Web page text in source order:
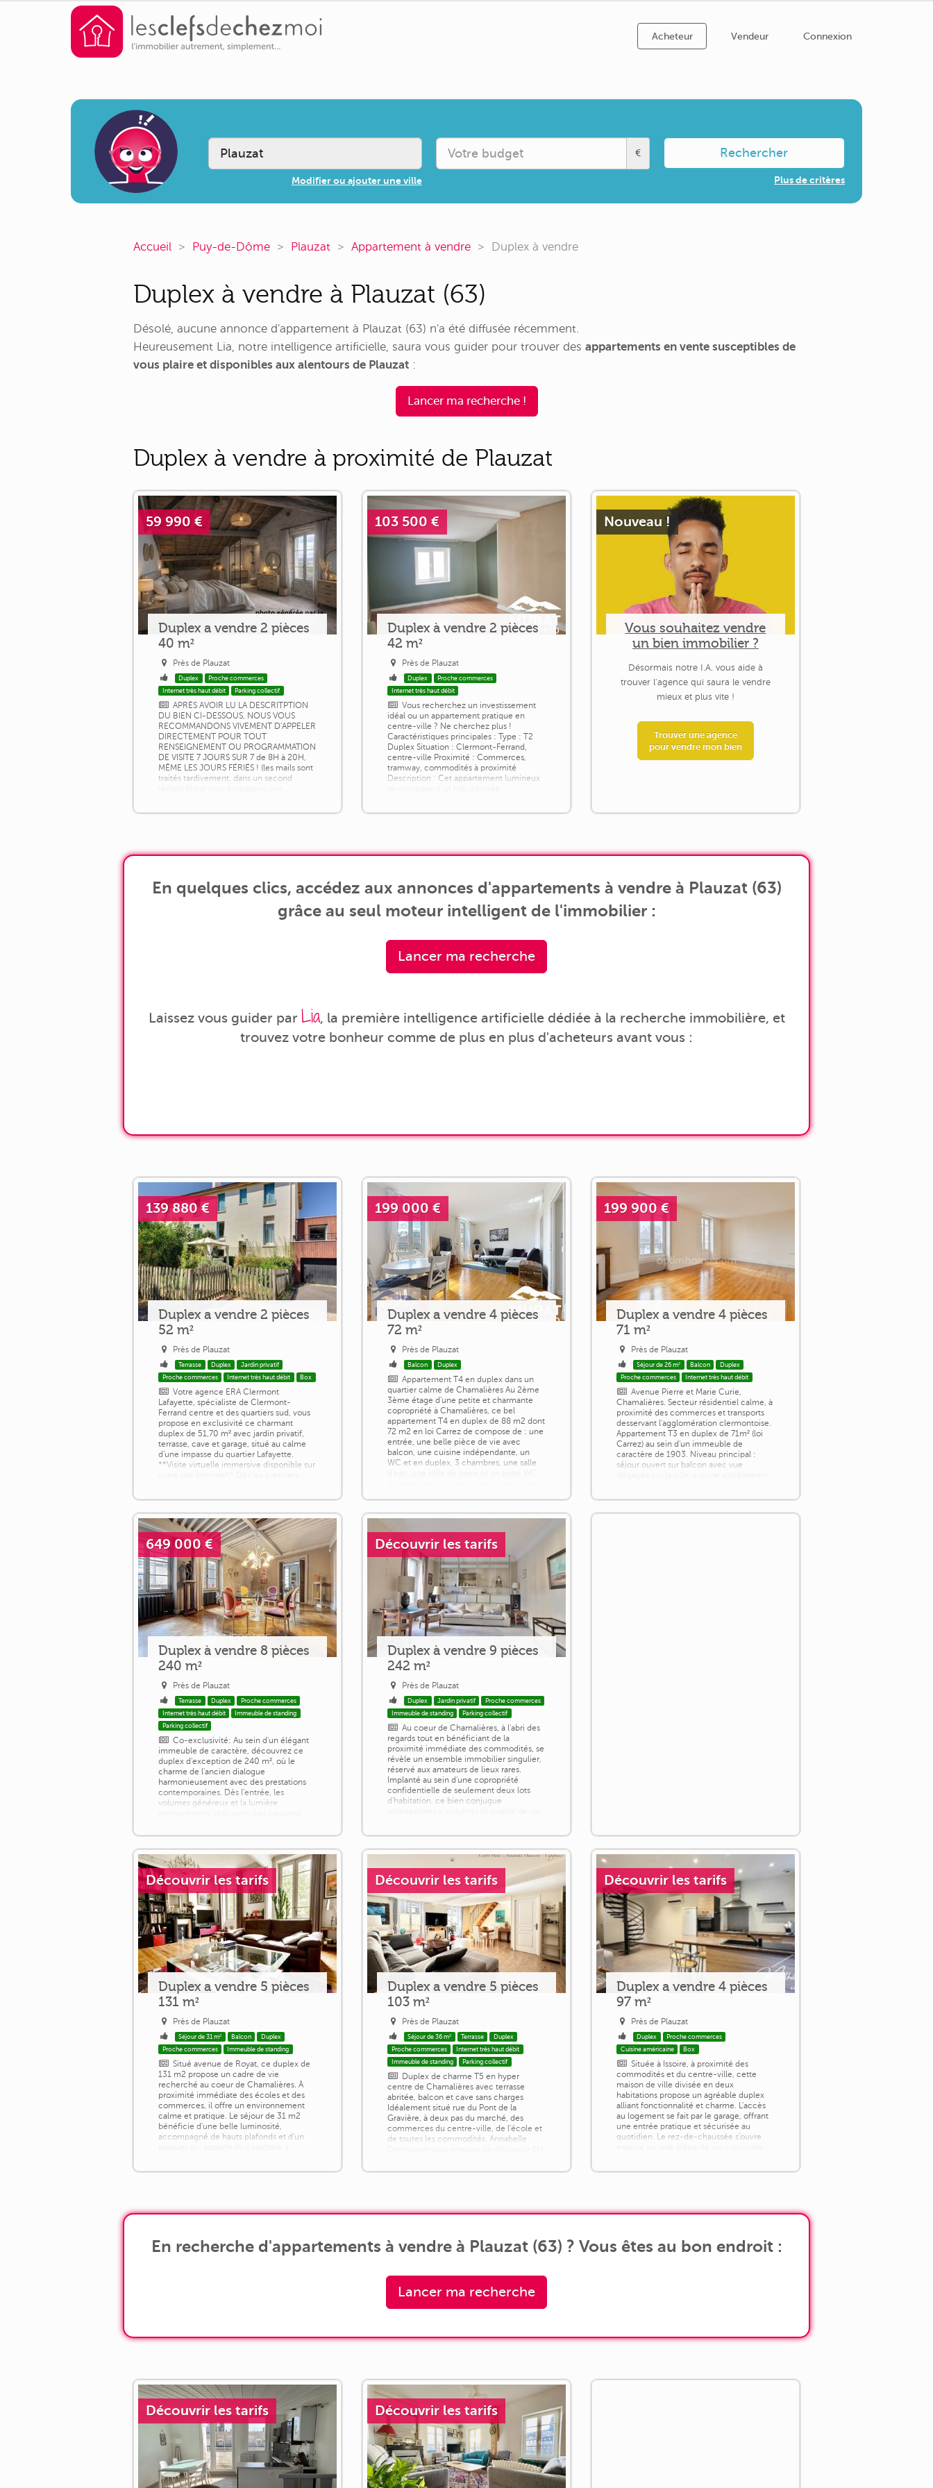
Acheteur Vendeur Connexion
Modifier ou ajouter une ville
€ Rechercher
Plus de critères
Accueil Puy-de-Dôme Plauzat Appartement à vendre Duplex à vendre
Duplex à vendre à Plauzat (63)
Désolé, aucune annonce d'appartement à Plauzat (63) n'a été diffusée récemment.
Heureusement Lia, notre intelligence artificielle, saura vous guider pour trouver des appartements en vente susceptibles de
vous plaire et disponibles aux alentours de Plauzat :
Lancer ma recherche !
Duplex à vendre à proximité de Plauzat
59 990 €
Duplex a vendre 2 pièces
40 m²
Près de Plauzat
Duplex
Proche commerces
Internet très haut débit
Parking collectif
APRÈS AVOIR LU LA DESCRITPTION
DU BIEN CI-DESSOUS, NOUS VOUS
RECOMMANDONS VIVEMENT D'APPELER
DIRECTEMENT POUR TOUT
RENSEIGNEMENT OU PROGRAMMATION
DE VISITE 7 JOURS SUR 7 de 8H à 20H,
MÊME LES JOURS FÉRIÉS ! (les mails sont
traités tardivement, dans un second
103 500 €
Duplex à vendre 2 pièces
42 m²
Près de Plauzat
Duplex
Proche commerces
Internet très haut débit
Vous recherchez un investissement
idéal ou un appartement pratique en
centre-ville ? Ne cherchez plus !
Caractéristiques principales : Type : T2
Duplex Situation : Clermont-Ferrand,
centre-ville Proximité : Commerces,
tramway, commodités à proximité
Description : Cet appartement lumineux
Nouveau !
Vous souhaitez vendre
un bien immobilier ?
Désormais notre I.A. vous aide à
trouver l'agence qui saura le vendre
mieux et plus vite !
Trouver une agence
pour vendre mon bien
En quelques clics, accédez aux annonces d'appartements à vendre à Plauzat (63)
grâce au seul moteur intelligent de l'immobilier :
Lancer ma recherche
Laissez vous guider par Lia, la première intelligence artificielle dédiée à la recherche immobilière, et
trouvez votre bonheur comme de plus en plus d'acheteurs avant vous :
139 880 €
Duplex a vendre 2 pièces
52 m²
Près de Plauzat
Terrasse Duplex
Jardin privatif
Proche commerces
Internet très haut débit Box
Votre agence ERA Clermont
Lafayette, spécialiste de Clermont-
Ferrand centre et des quartiers sud, vous
propose en exclusivité ce charmant
duplex de 51,70 m² avec jardin privatif,
terrasse, cave et garage, situé au calme
d'une impasse du quartier Lafayette.
**Visite virtuelle immersive disponible sur
199 000 €
Duplex a vendre 4 pièces
72 m²
Près de Plauzat
Balcon Duplex
Appartement T4 en duplex dans un
quartier calme de Chamalières Au 2ème
3ème étage d'une petite et charmante
copropriété à Chamalières, ce bel
appartement T4 en duplex de 88 m2 dont
72 m2 en loi Carrez de compose de : une
entrée, une belle pièce de vie avec
balcon, une cuisine indépendante, un
WC et en duplex, 3 chambres, une salle
199 900 €
Duplex a vendre 4 pièces
71 m²
Près de Plauzat
Séjour de 26 m² Balcon
Duplex
Proche commerces
Internet très haut débit
Avenue Pierre et Marie Curie,
Chamalières. Secteur résidentiel calme, à
proximité des commerces et transports
desservant l'agglomération clermontoise.
Appartement T3 en duplex de 71m² (loi
Carrez) au sein d'un immeuble de
caractère de 1903. Niveau principal :
séjour ouvert sur balcon avec vue
649 000 €
Duplex à vendre 8 pièces
240 m²
Près de Plauzat
Terrasse Duplex
Proche commerces
Internet très haut débit
Immeuble de standing
Parking collectif
Co-exclusivité: Au sein d'un élégant
immeuble de caractère, découvrez ce
duplex d'exception de 240 m², où le
charme de l'ancien dialogue
harmonieusement avec des prestations
contemporaines. Dès l'entrée, les
volumes généreux et la lumière
cheminées d'époque confèrent aux
intemporelle. Le salon et la salle à [...]
Découvrir les tarifs
Duplex à vendre 9 pièces
242 m²
Près de Plauzat
Duplex Jardin privatif
Proche commerces
Immeuble de standing
Parking collectif
Au coeur de Chamalières, à l'abri des
regards tout en bénéficiant de la
proximité immédiate des commodités, se
révèle un ensemble immobilier singulier,
réservé aux amateurs de lieux rares.
Implanté au sein d'une copropriété
confidentielle de seulement deux lots
d'habitation, ce bien conjugue
Découvrir les tarifs
Duplex a vendre 5 pièces
131 m²
Près de Plauzat
Séjour de 31 m² Balcon
Duplex
Proche commerces
Immeuble de standing
Situé avenue de Royat, ce duplex de
131 m2 propose un cadre de vie
recherché au coeur de Chamalières. À
proximité immédiate des écoles et des
commerces, il offre un environnement
calme et pratique. Le séjour de 31 m2
bénéficie d'une belle luminosité,
accompagné de hauts plafonds et d'un
Découvrir les tarifs
Duplex a vendre 5 pièces
103 m²
Près de Plauzat
Séjour de 36 m² Terrasse
Duplex
Proche commerces
Internet très haut débit
Immeuble de standing
Parking collectif
Duplex de charme T5 en hyper
centre de Chamalières avec terrasse
abritée, balcon et cave sans charges
Idéalement situé rue du Pont de la
Gravière, à deux pas du marché, des
commerces du centre-ville, de l'école et
de toutes les commodités, Annabelle
duplex T5 de 102,67 m² en loi Carrez. Lot
Découvrir les tarifs
Duplex a vendre 4 pièces
97 m²
Près de Plauzat
Duplex
Proche commerces
Cuisine américaine
Box
Située à Issoire, à proximité des
commodités et du centre-ville, cette
maison de ville divisée en deux
habitations propose un agréable duplex
alliant fonctionnalité et charme. L'accès
au logement se fait par le garage, offrant
une entrée pratique et sécurisée au
quotidien. Le rez-de-chaussée s'ouvre
En recherche d'appartements à vendre à Plauzat (63) ? Vous êtes au bon endroit :
Lancer ma recherche
Découvrir les tarifs Découvrir les tarifs